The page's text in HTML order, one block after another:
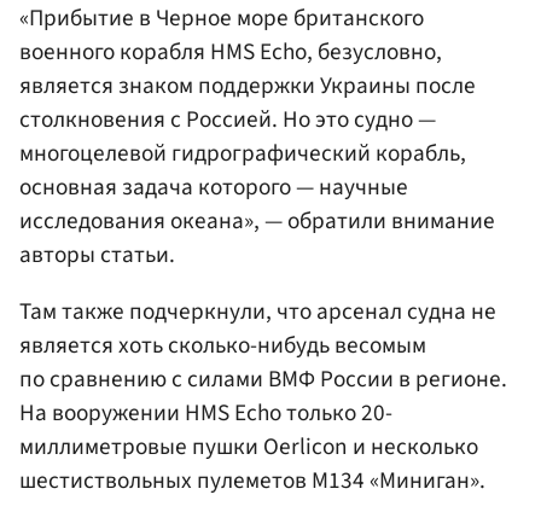
«Прибытие в Черное море британского
военного корабля HMS Echo, безусловно,
является знаком поддержки Украины после
столкновения с Россией. Но это судно —
многоцелевой гидрографический корабль,
основная задача которого — научные
исследования океана», — обратили внимание
авторы статьи.
Там также подчеркнули, что арсенал судна не
является хоть сколько-нибудь весомым
по сравнению с силами ВМФ России в регионе.
На вооружении HMS Echo только 20-
миллиметровые пушки Oerlicon и несколько
шестиствольных пулеметов M134 «Миниган».